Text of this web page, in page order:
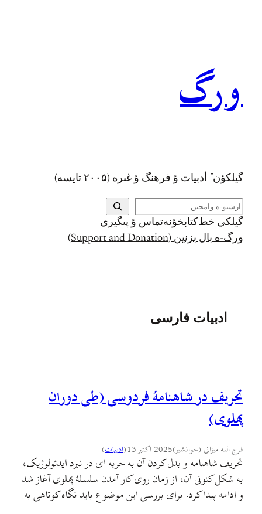
ورگ
گيلکؤن ٚ أدبیات ؤ فرهنگ ؤ غىره (۲۰۰۵ تايسه)
ج
س
ت
ج
گيلکي خط کتابخؤنهتماس ؤ پىگيري
ورگ-ه بال بزنين (Support and Donation)
ادبیات فارسی
تحریف در شاهنامهٔ فردوسی (طی دوران
پهلوی)
فرج الله میزانی (جوانشیر)2025 اکتبر 13 (ادبيات)
تحریف شاهنامه و بدل کردن آن به حربه ای در نبرد ایدئولوژیک،
به شکل کنونی آن، از زمان روی کار آمدن سلسلهٔ پهلوی آغاز شد
و ادامه پیدا کرد. برای بررسی این موضوع باید نگاه کوتاهی به